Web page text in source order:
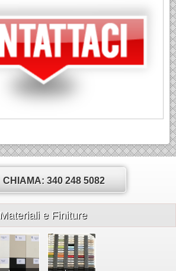
CHIAMA: 340 248 5082
Materiali e Finiture